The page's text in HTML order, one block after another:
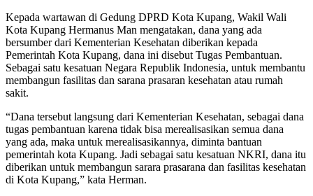
Kepada wartawan di Gedung DPRD Kota Kupang, Wakil Wali
Kota Kupang Hermanus Man mengatakan, dana yang ada
bersumber dari Kementerian Kesehatan diberikan kepada
Pemerintah Kota Kupang, dana ini disebut Tugas Pembantuan.
Sebagai satu kesatuan Negara Republik Indonesia, untuk membantu
membangun fasilitas dan sarana prasaran kesehatan atau rumah
sakit.
“Dana tersebut langsung dari Kementerian Kesehatan, sebagai dana
tugas pembantuan karena tidak bisa merealisasikan semua dana
yang ada, maka untuk merealisasikannya, diminta bantuan
pemerintah kota Kupang. Jadi sebagai satu kesatuan NKRI, dana itu
diberikan untuk membangun sarara prasarana dan fasilitas kesehatan
di Kota Kupang,” kata Herman.